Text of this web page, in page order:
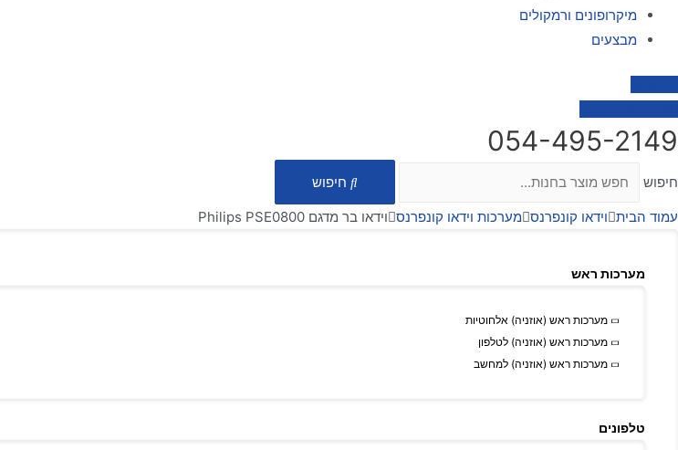
מיקרופונים ורמקולים
מבצעים
054-495-2149
חיפוש
חיפוש
עמוד הבית וידאו קונפרנס מערכות וידאו קונפרנס וידאו בר מדגם Philips PSE0800
מערכות ראש
מערכות ראש (אוזניה) אלחוטיות
מערכות ראש (אוזניה) לטלפון
מערכות ראש (אוזניה) למחשב
טלפונים